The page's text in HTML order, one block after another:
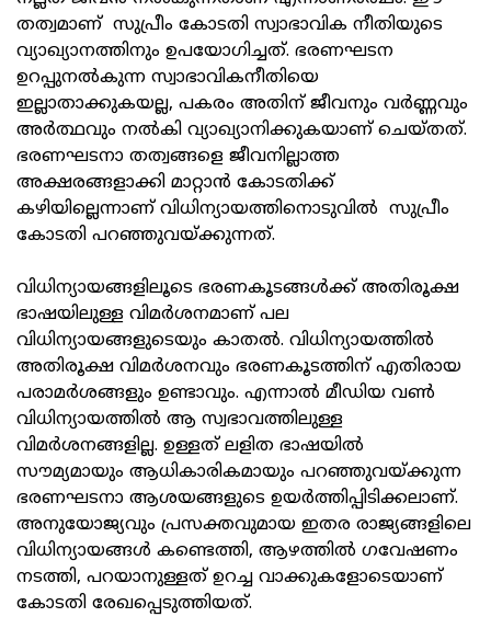
തത്വമാണ് സുപ്രീം കോടതി സ്വാഭാവിക നീതിയുടെ
വ്യാഖ്യാനത്തിനും ഉപയോഗിച്ചത്. ഭരണഘടന
ഉറപ്പുനല്‍കുന്ന സ്വാഭാവികനീതിയെ
ഇല്ലാതാക്കുകയല്ല, പകരം അതിന് ജീവനും വര്‍ണ്ണവും
അര്‍ത്ഥവും നല്‍കി വ്യാഖ്യാനിക്കുകയാണ് ചെയ്തത്.
ഭരണഘടനാ തത്വങ്ങളെ ജീവനില്ലാത്ത
അക്ഷരങ്ങളാക്കി മാറ്റാന്‍ കോടതിക്ക്
കഴിയില്ലെന്നാണ് വിധിന്യായത്തിനൊടുവില്‍ സുപ്രീം
കോടതി പറഞ്ഞുവയ്ക്കുന്നത്.
വിധിന്യായങ്ങളിലൂടെ ഭരണകൂടങ്ങള്‍ക്ക് അതിരൂക്ഷ
ഭാഷയിലുള്ള വിമര്‍ശനമാണ് പല
വിധിന്യായങ്ങളുടെയും കാതല്‍. വിധിന്യായത്തില്‍
അതിരൂക്ഷ വിമര്‍ശനവും ഭരണകൂടത്തിന് എതിരായ
പരാമര്‍ശങ്ങളും ഉണ്ടാവും. എന്നാല്‍ മീഡിയ വണ്‍
വിധിന്യായത്തില്‍ ആ സ്വഭാവത്തിലുള്ള
വിമര്‍ശനങ്ങളില്ല. ഉള്ളത് ലളിത ഭാഷയില്‍
സൗമ്യമായും ആധികാരികമായും പറഞ്ഞുവയ്ക്കുന്ന
ഭരണഘടനാ ആശയങ്ങളുടെ ഉയര്‍ത്തിപ്പിടിക്കലാണ്.
അനുയോജ്യവും പ്രസക്തവുമായ ഇതര രാജ്യങ്ങളിലെ
വിധിന്യായങ്ങള്‍ കണ്ടെത്തി, ആഴത്തില്‍ ഗവേഷണം
നടത്തി, പറയാനുള്ളത് ഉറച്ച വാക്കുകളോടെയാണ്
കോടതി രേഖപ്പെടുത്തിയത്.